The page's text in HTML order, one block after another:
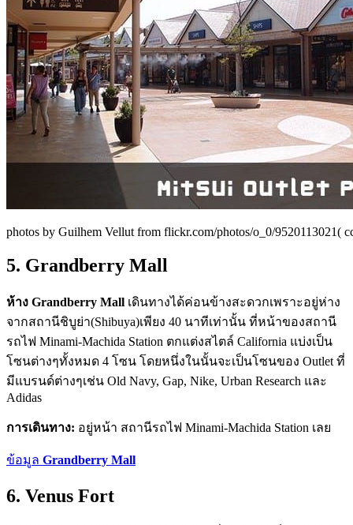
photos by Guilhem Vellut from flickr.com/photos/o_0/9520113021(
5. Grandberry Mall
ห้าง Grandberry Mall เดินทางได้ค่อนข้างสะดวกเพราะอยู่ห่าง
จากสถานีชิบูย่า(Shibuya)เพียง 40 นาทีเท่านั้น ที่หน้าของสถานี
รถไฟ Minami-Machida Station ตกแต่งสไตล์ California แบ่งเป็น
โซนต่างๆทั้งหมด 4 โซน โดยหนึ่งในนั้นจะเป็นโซนของ Outlet ที่
มีแบรนด์ต่างๆเช่น Old Navy, Gap, Nike, Urban Research และ
Adidas
การเดินทาง: อยู่หน้า สถานีรถไฟ Minami-Machida Station เลย
ข้อมูล Grandberry Mall
6. Venus Fort